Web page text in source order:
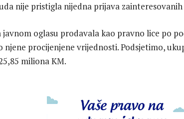
nije pristigla nijedna prijava zainteresovanih
javnom oglasu prodavala kao pravno lice po
njene procijenjene vrijednosti. Podsjetimo,
miliona KM.